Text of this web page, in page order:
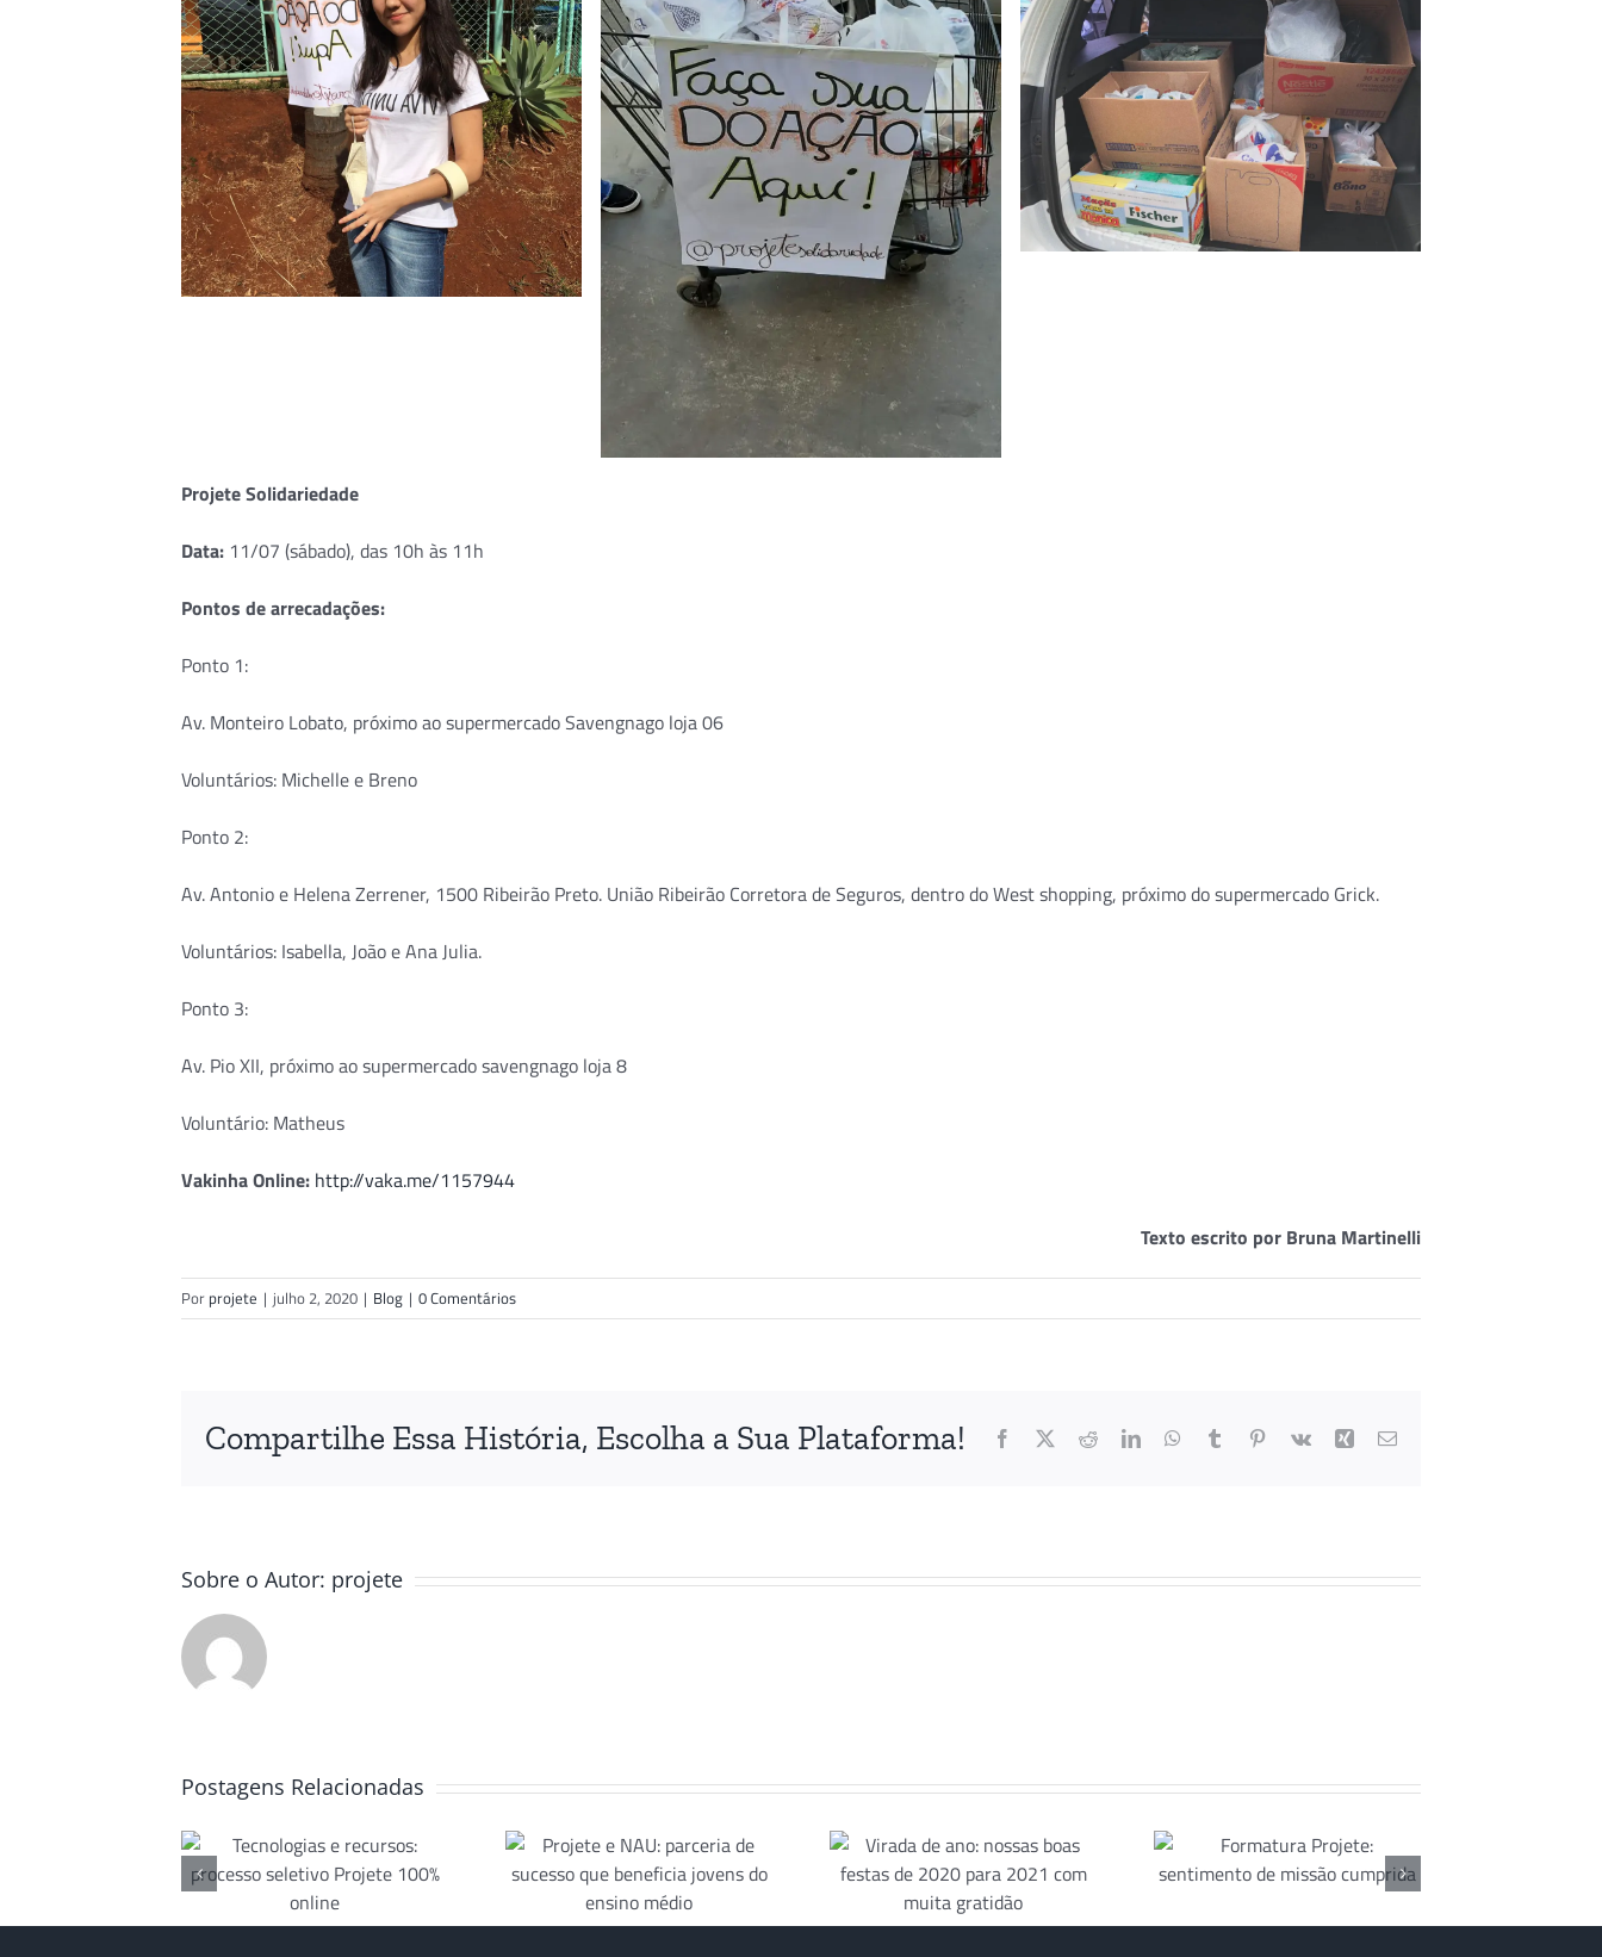
Projete Solidariedade
Data: 11/07 (sábado), das 10h às 11h
Pontos de arrecadações:
Ponto 1:
Av. Monteiro Lobato, próximo ao supermercado Savengnago loja 06
Voluntários: Michelle e Breno
Ponto 2:
Av. Antonio e Helena Zerrener, 1500 Ribeirão Preto. União Ribeirão Corretora de Seguros, dentro do West shopping, próximo do supermercado Grick.
Voluntários: Isabella, João e Ana Julia.
Ponto 3:
Av. Pio XII, próximo ao supermercado savengnago loja 8
Voluntário: Matheus
Vakinha Online: http://vaka.me/1157944
Texto escrito por Bruna Martinelli
Por projete | julho 2, 2020 | Blog | 0 Comentários
Compartilhe Essa História, Escolha a Sua Plataforma! Facebook RedditLinkedInWhatsApp
Tumblr Pinterest
Vk Xing E-
Sobre o Autor: projete
Postagens Relacionadas
Projete e NAU:
parceria de
sucesso que
beneficia
nossas boas
festas de 2020
Formatura
Projete:
sentimento de
missão